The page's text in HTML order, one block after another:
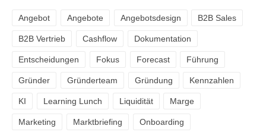
Angebot Angebote Angebotsdesign B2B Sales
B2B Vertrieb Cashflow Dokumentation
Entscheidungen Fokus Forecast Führung
Gründer Gründerteam Gründung Kennzahlen
KI Learning Lunch Liquidität Marge
Marketing Marktbriefing Onboarding